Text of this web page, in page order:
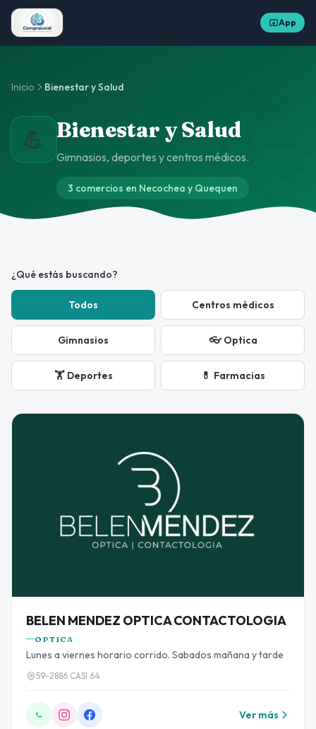
App
Inicio Bienestar y Salud
💪 Bienestar y Salud
Gimnasios, deportes y centros médicos.
3 comercios en Necochea y Quequen
¿Qué estás buscando?
Todos Centros médicos
Gimnasios 👓 Optica
🏋️ Deportes 💊 Farmacias
BELEN MENDEZ OPTICA CONTACTOLOGIA
OPTICA
Lunes a viernes horario corrido. Sabados mañana y tarde
59-2886 CASI 64
Ver más